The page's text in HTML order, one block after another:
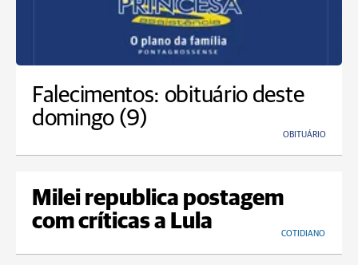
Falecimentos: obituário deste
domingo (9)
OBITUÁRIO
Milei republica postagem
com críticas a Lula
COTIDIANO